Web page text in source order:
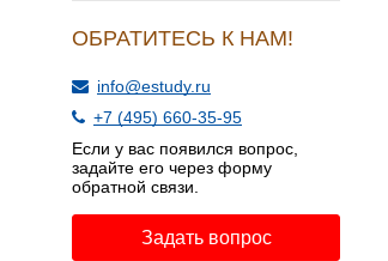
ОБРАТИТЕСЬ К НАМ!
info@estudy.ru
+7 (495) 660-35-95
Если у вас появился вопрос,
задайте его через форму
обратной связи.
Задать вопрос